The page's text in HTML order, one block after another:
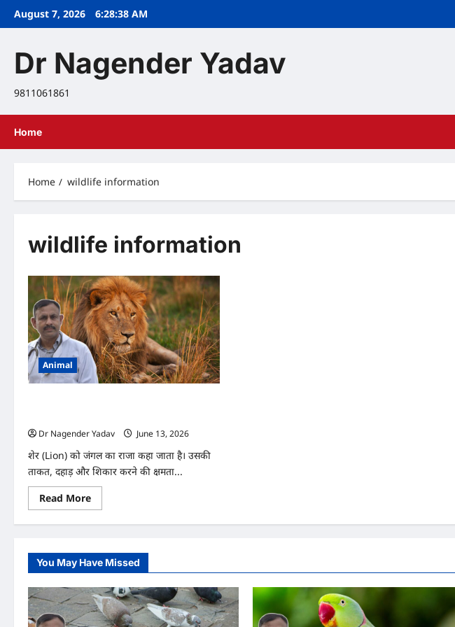
SkipAugust 7, 2026 6:28:38 AM
Dr Nagender Yadav
9811061861
Home
Home wildlife information
wildlife information
Animal
Dr Nagender Yadav
June 13, 2026
शेर (Lion) को जंगल का राजा कहा जाता है। उसकी
ताकत, दहाड़ और शिकार करने की क्षमता...
Read MoreRead
more
Lion
शेर
भी
डरता
है?
जानिए
जंगल
के
You May Have Missed